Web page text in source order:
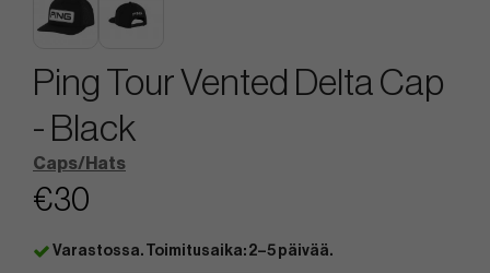
Ping Tour Vented Delta Cap
- Black
Caps/Hats
€30
Varastossa. Toimitusaika: 2–5 päivää.